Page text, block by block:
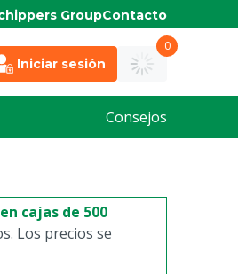
GroupContacto
Iniciar sesión
0
Consejos
cajas de 500
Los precios se